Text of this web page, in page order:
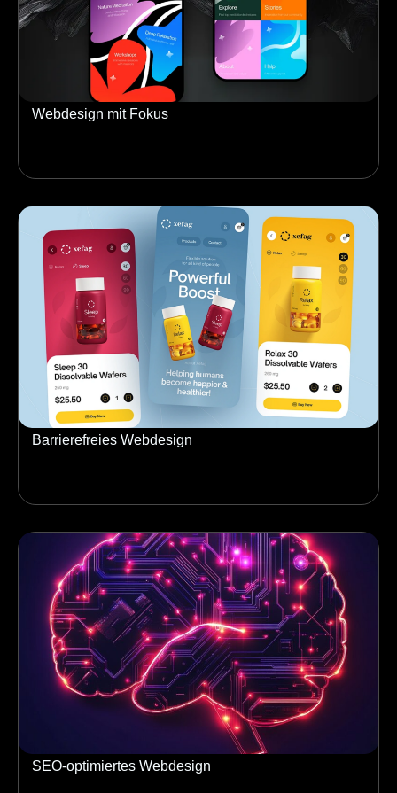
Webdesign mit Fokus
Barrierefreies Webdesign
SEO-optimiertes Webdesign